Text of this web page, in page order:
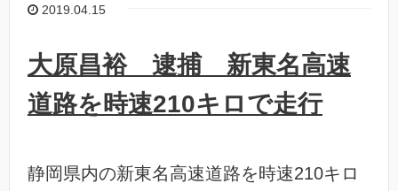
2019.04.15
大原昌裕 逮捕 新東名高速
道路を時速210キロで走行
静岡県内の新東名高速道路を時速210キロ